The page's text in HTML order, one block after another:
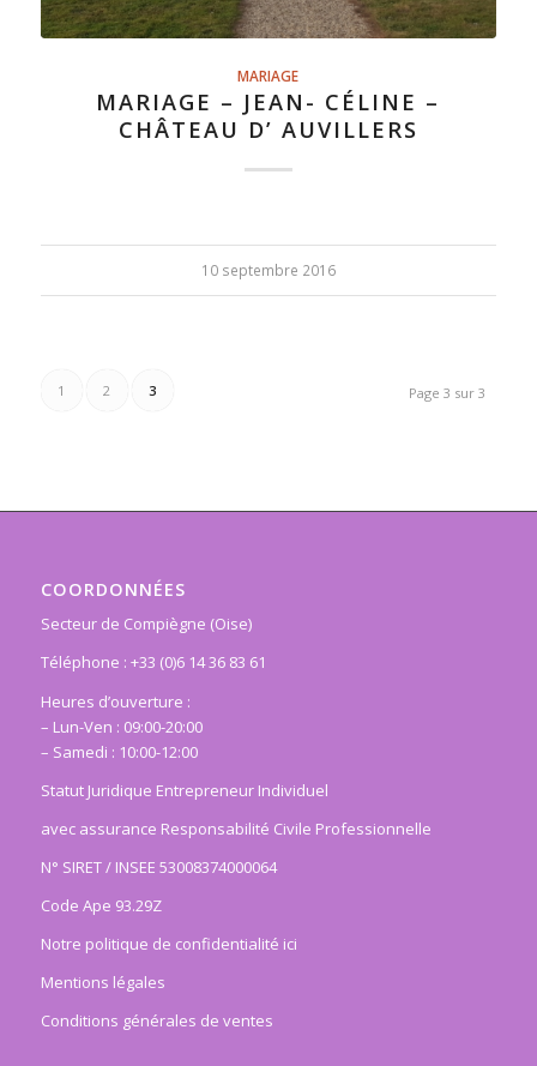
MARIAGE
MARIAGE – JEAN- CÉLINE –
CHÂTEAU D’ AUVILLERS
10 septembre 2016
Page 3 sur 3
1 2 3
COORDONNÉES
Secteur de Compiègne (Oise)
Téléphone : +33 (0)6 14 36 83 61
Heures d’ouverture :
– Lun-Ven : 09:00-20:00
– Samedi : 10:00-12:00
Statut Juridique Entrepreneur Individuel
avec assurance Responsabilité Civile Professionnelle
N° SIRET / INSEE 53008374000064
Code Ape 93.29Z
Notre politique de confidentialité ici
Mentions légales
Conditions générales de ventes